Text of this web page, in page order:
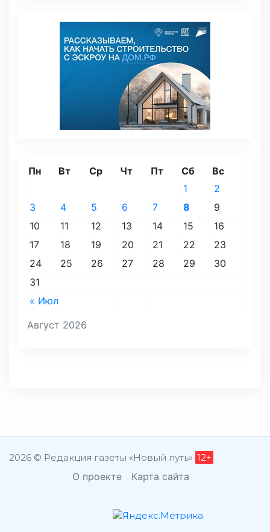
Август 2026
Пн Вт Ср Чт Пт Сб Вс
« Июл
1
2
3
4 5 6 7 8
9
10
11 12 13 14 15
16
17
18 19 20 21 22
23
24
25 26 27 28 29
30
31
2026 © Редакция газеты «Новый путь» 12+
О проекте Карта сайта